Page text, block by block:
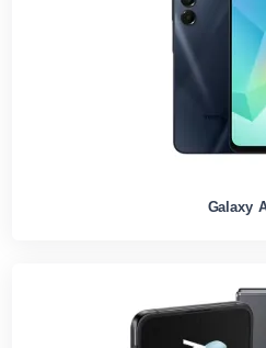
Galaxy